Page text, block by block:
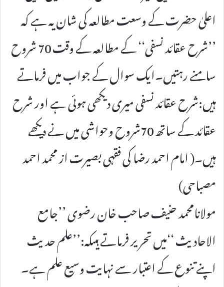
اعلیٰ حضرت کے وسعت مطالعہ کی شان یہ ہے کہ
’’شرح عقائد نسفی‘‘ کے مطالعہ کے وقت 70 شروح
سامنے رہتیں۔ایک سوال کے جواب میں فرماتے
ہیں:شرح عقائد نسفی میری دیکھی ہوئی ہے اور شرح
عقائد کے ساتھ 70شروح وحواشی میں نے دیکھے
ہیں۔( امام احمد رضا کی فقہی بصیرت از محمد احمد
مصباحی)
مولانامحمد حنیف صاحب خان رضوی ’’جامع
الاحادیث ‘‘میں تحریر فرماتے ہیںکہ:’’علم حدیث
اپنے تنوع کے اعتبار سے نہایت وسیع علم ہے۔